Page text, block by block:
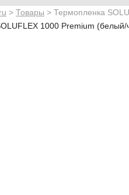
> Товары > Термопленка
1000 Premium (белый/